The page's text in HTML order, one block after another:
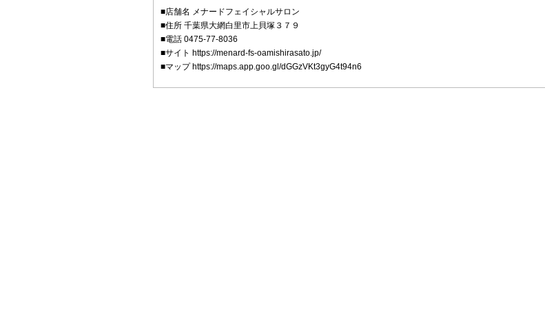
■店舗名 メナードフェイシャルサロン
■住所 千葉県大網白里市上貝塚３７９
■電話 0475-77-8036
■サイト https://menard-fs-oamishirasato.jp/
■マップ https://maps.app.goo.gl/dGGzVKt3gyG4t94n6